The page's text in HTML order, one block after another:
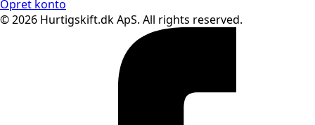
Opret konto
© 2026 Hurtigskift.dk ApS. All rights reserved.